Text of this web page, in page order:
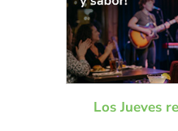
Los Jueves